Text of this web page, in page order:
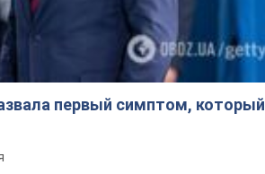
первый симптом, который